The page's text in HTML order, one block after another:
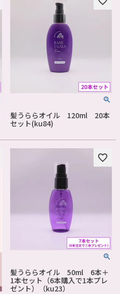
髪うららオイル 120ml 20本
セット(ku84)
髪うららオイル 50ml 6本＋
1本セット（6本購入で1本プレ
ゼント）（ku23）